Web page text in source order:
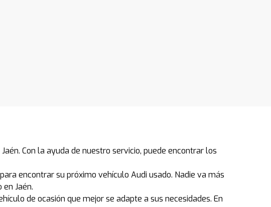
Con la ayuda de nuestro servicio, puede encontrar los
encontrar su próximo vehículo Audi usado. Nadie va más
Jaén.
de ocasión que mejor se adapte a sus necesidades. En